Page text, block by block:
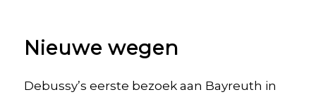
Nieuwe wegen
Debussy’s eerste bezoek aan Bayreuth in